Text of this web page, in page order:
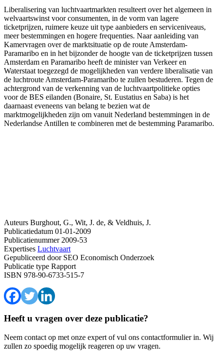
Liberalisering van luchtvaartmarkten resulteert over het algemeen in
welvaartswinst voor consumenten, in de vorm van lagere
ticketprijzen, ruimere keuze uit type aanbieders en serviceniveaus,
meer bestemmingen en hogere frequenties. Naar aanleiding van
Kamervragen over de marktsituatie op de route Amsterdam-
Paramaribo en in het bijzonder de hoogte van de ticketprijzen tussen
Amsterdam en Paramaribo heeft de minister van Verkeer en
Waterstaat toegezegd de mogelijkheden van verdere liberalisatie van
de luchtroute Amsterdam-Paramaribo te zullen bestuderen. Tegen de
achtergrond van de verkenning van de luchtvaartpolitieke opties
voor de BES eilanden (Bonaire, St. Eustatius en Saba) is het
daarnaast eveneens van belang te bezien wat de
marktmogelijkheden zijn om vanuit Nederland bestemmingen in de
Nederlandse Antillen te combineren met de bestemming Paramaribo.
Auteurs Burghout, G., Wit, J. de, & Veldhuis, J.
Publicatiedatum 01-01-2009
Publicatienummer2009-53
Expertises Luchtvaart
Gepubliceerd doorSEO Economisch Onderzoek
Publicatie type Rapport
ISBN 978-90-6733-515-7
Heeft u vragen over deze publicatie?
Neem contact op met onze expert of vul ons contactformulier in. Wij
zullen zo spoedig mogelijk reageren op uw vragen.